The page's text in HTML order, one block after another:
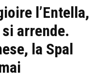
l’Entella,
arrende.
la Spal